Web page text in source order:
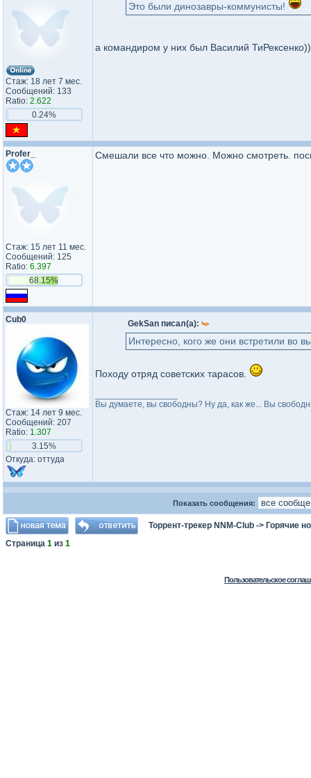
Стаж: 18 лет 7 мес.
Сообщений: 133
Ratio: 2.622
0.24%
Это были динозавры-коммунисты!
а командиром у них был Василий
Profer_
Стаж: 15 лет 11 мес.
Сообщений: 125
Ratio: 6.397
68.15%
Смешали все что можно. Можно смотреть.
Cub0
Стаж: 14 лет 9 мес.
Сообщений: 207
Ratio: 1.307
3.15%
Откуда: оттуда
GekSan писал(а):
Интересно, кого же они встретили во
Походу отряд советских тарасов.
Вы думаете, вы свободны? Ну да, как же... Вы
Показать сообщения:
Торрент-трекер NNM-Club -> Горячие
Страница 1 из 1
Пользовательское